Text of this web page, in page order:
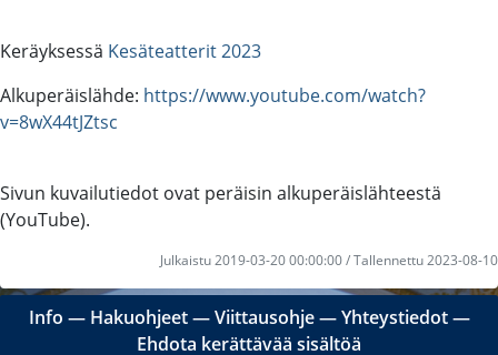
Keräyksessä Kesäteatterit 2023
Alkuperäislähde: https://www.youtube.com/watch?
v=8wX44tJZtsc
Sivun kuvailutiedot ovat peräisin alkuperäislähteestä
(YouTube).
Julkaistu 2019-03-20 00:00:00 / Tallennettu 2023-08-10
Info ― Hakuohjeet―Viittausohje―Yhteystiedot―
Ehdota kerättävää sisältöä